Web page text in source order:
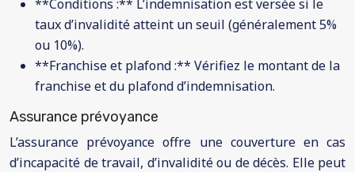
**Conditions :** L’indemnisation est versée si le
taux d’invalidité atteint un seuil (généralement 5%
ou 10%).
**Franchise et plafond :** Vérifiez le montant de la
franchise et du plafond d’indemnisation.
Assurance prévoyance
L’assurance prévoyance offre une couverture en cas
d’incapacité de travail, d’invalidité ou de décès. Elle peut